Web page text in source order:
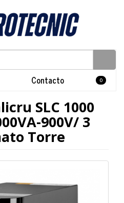
Contacto 0
SLC 1000
900V/ 3
Torre